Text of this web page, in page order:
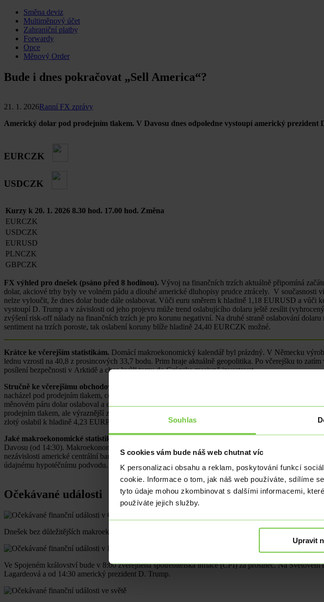
Souhlas
S cookies vám bude náš web chutnat víc
K personalizaci obsahu a reklam, poskytování funkcí
cookie. Informace o tom, jak náš web používáte, sdílíme
tyto údaje mohou zkombinovat s dalšími informacemi,
používáte jejich služby.
Upravit
Skip
content
Směna deviz
Multiměnový účet
Zahraniční platby
Forwardy
Opce
Měnový Order
Bude i dnes pokračovat „Sell America“?
21. 1. 2026Ranní FX zprávy
Americký dolar pod prodejním tlakem. V Davosu dnes odpoledne vystoupí americký prezident
EURCZK
USDCZK
Kurzy k 20. 1. 2026 8.30 hod. 17.00 hod. Změna
EURCZK
USDCZK
EURUSD
PLNCZK
GBPCZK
FX výhled pro dnešek (psáno před 8 hodinou). Vývoj na finančních trzích aktuálně připomíná
dolar, akciové trhy byly ve volném pádu a dlouhé americké dluhopisy prudce ztrácely. V současnosti
nelze vyloučit, že dnes dolar bude dále oslabovat. Vůči euru směrem k hladině 1,18 EURUSD a
vystoupí D. Trump a v závislosti od jeho projevu může trend oslabujícího dolaru ještě zesílit
zvýšení risk-off nálady na finančních trzích je pro korunu negativní. Na druhé straně oslabování
sentiment na trzích poroste, tak oslabení koruny blíže hladině 24,40 EURCZK možné.
Krátce ke včerejším statistikám. Domácí makroekonomický kalendář byl prázdný. V Německu
lednu vzrostl na 40,8 z prosincových 33,7 bodu. Prim hraje aktuálně geopolitika. Po včerejšku to
posílení bezpečnosti v Arktidě a chce kvůli tomu do Grónska masivně investovat.
Stručně ke včerejšímu obchodování na devizovém trhu.
Zatímco v pondělí byl vývoj na
nacházel pod prodejním tlakem, což lze mimo jiné zdůvodnit obavami finančního trhu z odlivu
měnovém páru dolar oslaboval a obchodování se přesunulo nad hladinu 1,17 EURUSD, respektive
prodejním tlakem, ale výraznější ztráty si nepřipsaly. Koruna v průběhu dne oslabila k úrovni 24,35
zlotý oslabil k hladině 4,23 EURPLN.
Jaké makroekonomické statistiky a události nás čekají dnes?
I pro dnešek platí, že dominantní
Davosu (od 14:30). Makroekonomických statistik bude málo a pozornost bude upřena hlavně na
nezávislosti americké centrální banky (Fed) důležitou událostí bude projednávání případu Trump
údajnému hypotéčnímu podvodu.
Očekávané události
Dnešek bez důležitějších makroekonomických statistik a událostí.
Ve Spojeném království bude v 8:00 zveřejněna spotřebitelská inflace (CPI) za prosinec. Na
Lagardeová a od 14:30 americký prezident D. Trump.